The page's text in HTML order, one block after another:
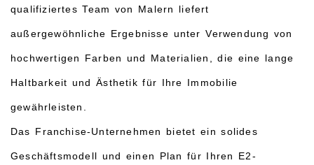
qualifiziertes Team von Malern liefert
außergewöhnliche Ergebnisse unter Verwendung von
hochwertigen Farben und Materialien, die eine lange
Haltbarkeit und Ästhetik für Ihre Immobilie
gewährleisten.
Das Franchise-Unternehmen bietet ein solides
Geschäftsmodell und einen Plan für Ihren E2-